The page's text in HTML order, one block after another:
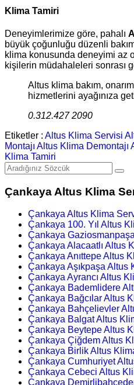
Klima Tamiri
Deneyimlerimize göre, pahalı
büyük çoğunluğu düzenli
klima konusunda deneyimi az
kişilerin müdahaleleri sonrası
Altus klima bakım,
hizmetlerini ayağınıza
0.312.427 2090
Etiketler : Altus Klima Servisi
Montajı Altus Klima Demontajı
Klima Tamiri
Çankaya Altus Klima
Çankaya Altus Klima
Çankaya 100. Yıl Altus
Çankaya
Çankaya Alacaatlı Altus
Çankaya Anıttepe Altus
Çankaya Aşıkpaşa Altus
Çankaya Ayrancı Altus
Çankaya Bademlidere
Çankaya Bağcılar Altus
Çankaya Bahçelievler
Çankaya Balgat Altus
Çankaya Beytepe Altus
Çankaya Çiğdem Altus
Çankaya Birlik Altus
Çankaya Cumhuriyet
Çankaya Cebeci Altus
Çankaya